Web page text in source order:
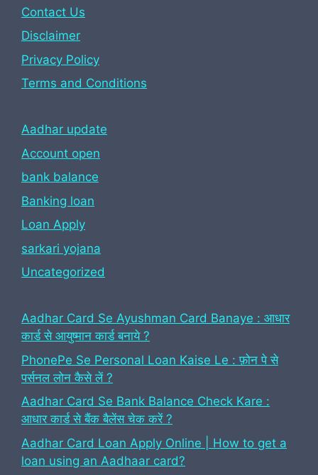
Contact Us
Disclaimer
Privacy Policy
Terms and Conditions
Aadhar update
Account open
bank balance
Banking loan
Loan Apply
sarkari yojana
Uncategorized
Aadhar Card Se Ayushman Card Banaye : आधार
कार्ड से आयुष्मान कार्ड बनाये ?
PhonePe Se Personal Loan Kaise Le : फ़ोन पे से
पर्सनल लोन कैसे लें ?
Aadhar Card Se Bank Balance Check Kare :
आधार कार्ड से बैंक बैलेंस चेक करें ?
Aadhar Card Loan Apply Online | How to get a
loan using an Aadhaar card?